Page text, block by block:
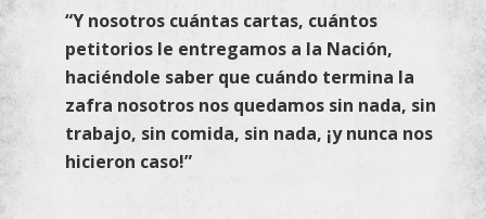
“Y nosotros cuántas cartas, cuántos
petitorios le entregamos a la Nación,
haciéndole saber que cuándo termina la
zafra nosotros nos quedamos sin nada, sin
trabajo, sin comida, sin nada, ¡y nunca nos
hicieron caso!”